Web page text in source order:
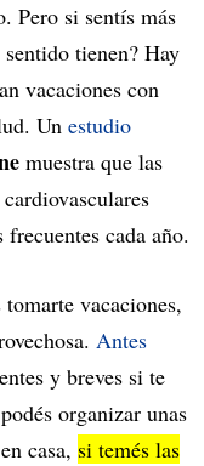
Pero si sentís más
tienen? Hay
vacaciones con
Un estudio
muestra que las
cada año.
vacaciones,
Antes
y breves si te
organizar unas
casa, si temés las